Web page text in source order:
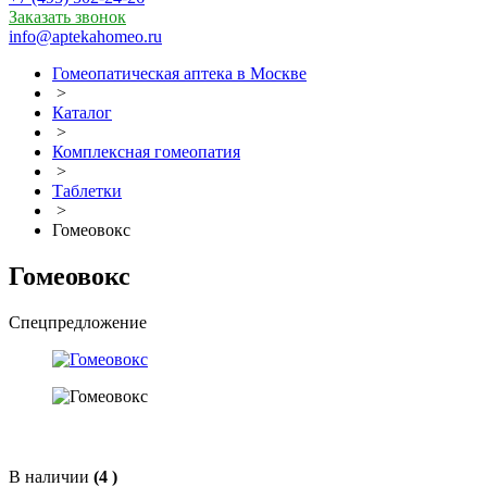
Заказать звонок
info@aptekahomeo.ru
Гомеопатическая аптека в Москве
>
Каталог
>
Комплексная гомеопатия
>
Таблетки
>
Гомеовокс
Гомеовокс
Спецпредложение
В наличии (4 )